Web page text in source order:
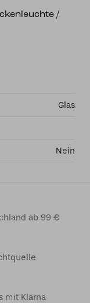
/
Glas
Nein
ab 99 €
mit Klarna